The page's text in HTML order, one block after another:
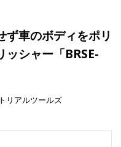
ず車のボディをポリ
ッシャー「BRSE-
リアルツールズ